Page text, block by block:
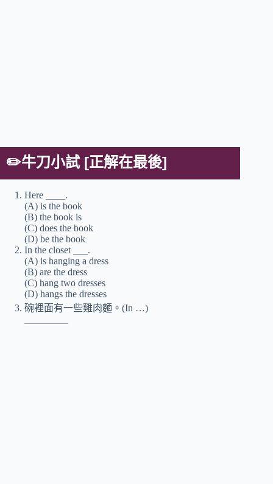
✏️牛刀小試 [正解在最後]
Here ____.
(A) is the book
(B) the book is
(C) does the book
(D) be the book
In the closet ___.
(A) is hanging a dress
(B) are the dress
(C) hang two dresses
(D) hangs the dresses
碗裡面有一些雞肉麵。(In …)